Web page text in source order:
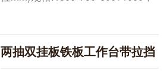
他规格需要定做桌面:总厚50mm,由
5mm原铁板+45mm高密度板+黑色
pvc胶条机压成型，
两抽双挂板铁板工作台带拉挡